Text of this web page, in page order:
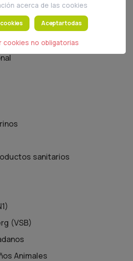
Alimentaria
sanitarios
(VSB)
Animales
acerca de las cookies
Aceptar todas
cookies no obligatorias